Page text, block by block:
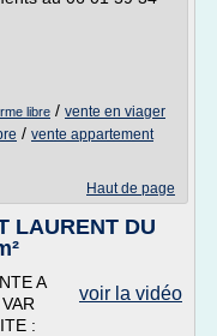
libre / vente en viager
/ vente appartement
Haut de page
LAURENT DU
voir la vidéo
A
: